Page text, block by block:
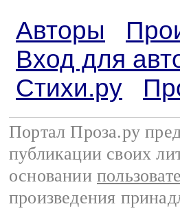
Авторы
Вход для
Стихи.ру
Портал Проза.ру
публикации своих
основании
произведения